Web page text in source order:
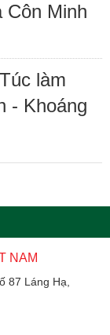
Minh
làm
- Khoáng
NAM
87 Láng Hạ,